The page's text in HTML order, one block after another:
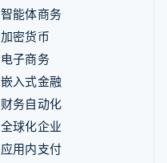
智能体商务
加密货币
电子商务
嵌入式金融
财务自动化
全球化企业
应用内支付